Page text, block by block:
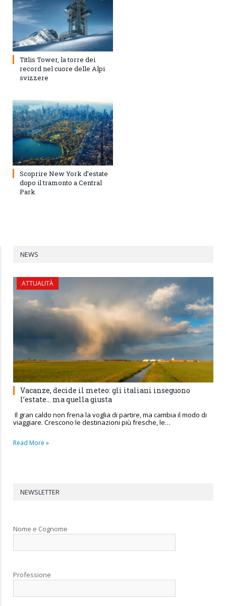
Titlis Tower, la torre dei
record nel cuore delle Alpi
svizzere
Scoprire New York d’estate
dopo il tramonto a Central
Park
NEWS
ATTUALITÀ
Vacanze, decide il meteo: gli italiani inseguono
l’estate… ma quella giusta
Il gran caldo non frena la voglia di partire, ma cambia il modo di
viaggiare. Crescono le destinazioni più fresche, le…
Read More »
NEWSLETTER
Nome e Cognome
Professione